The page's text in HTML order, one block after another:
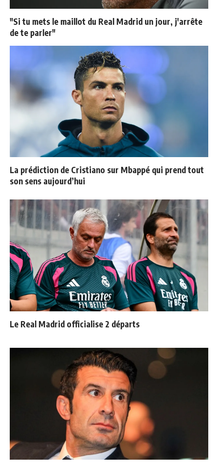
"Si tu mets le maillot du Real Madrid un jour, j'arrête
de te parler"
La prédiction de Cristiano sur Mbappé qui prend tout
son sens aujourd’hui
Le Real Madrid officialise 2 départs